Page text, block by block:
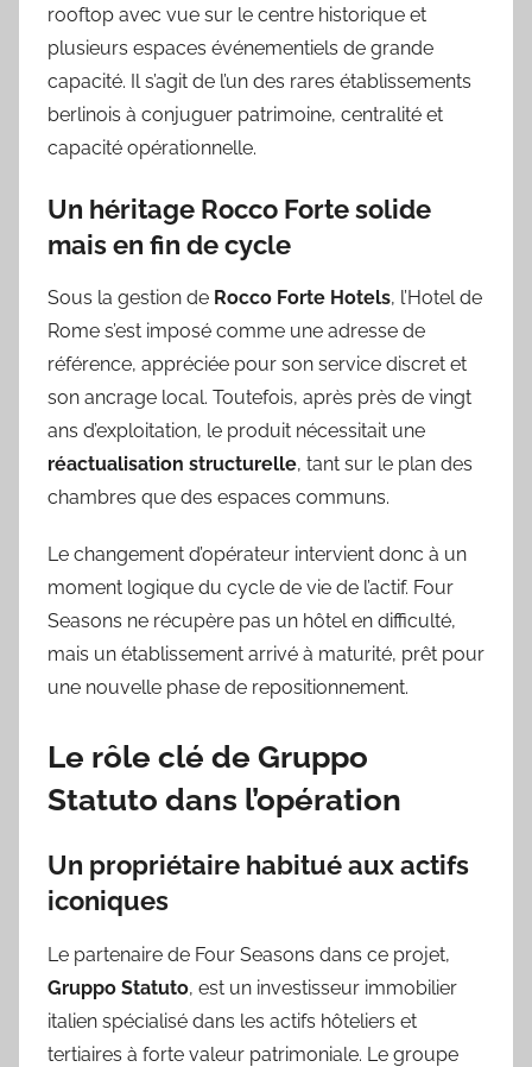
rooftop avec vue sur le centre historique et
plusieurs espaces événementiels de grande
capacité. Il s’agit de l’un des rares établissements
berlinois à conjuguer patrimoine, centralité et
capacité opérationnelle.
Un héritage Rocco Forte solide
mais en fin de cycle
Sous la gestion de Rocco Forte Hotels, l’Hotel de
Rome s’est imposé comme une adresse de
référence, appréciée pour son service discret et
son ancrage local. Toutefois, après près de vingt
ans d’exploitation, le produit nécessitait une
réactualisation structurelle, tant sur le plan des
chambres que des espaces communs.
Le changement d’opérateur intervient donc à un
moment logique du cycle de vie de l’actif. Four
Seasons ne récupère pas un hôtel en difficulté,
mais un établissement arrivé à maturité, prêt pour
une nouvelle phase de repositionnement.
Le rôle clé de Gruppo
Statuto dans l’opération
Un propriétaire habitué aux actifs
iconiques
Le partenaire de Four Seasons dans ce projet,
Gruppo Statuto, est un investisseur immobilier
italien spécialisé dans les actifs hôteliers et
tertiaires à forte valeur patrimoniale. Le groupe